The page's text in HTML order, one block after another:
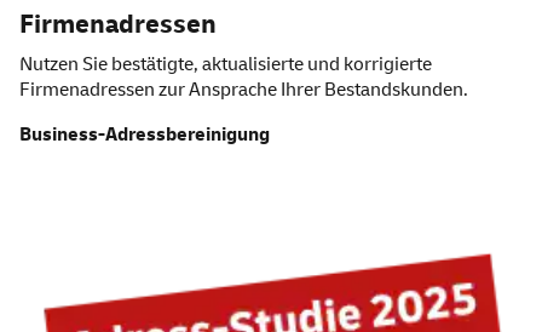
Firmenadressen
Nutzen Sie bestätigte, aktualisierte und korrigierte
Firmenadressen zur Ansprache Ihrer Bestandskunden.
Business-Adressbereinigung